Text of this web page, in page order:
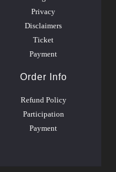
Privacy
Disclaimers
Ticket
Payment
Order Info
Refund Policy
Participation
Payment